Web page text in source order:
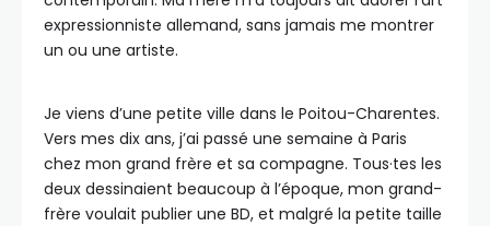
expressionniste allemand, sans jamais me montrer
un ou une artiste.
Je viens d’une petite ville dans le Poitou-Charentes.
Vers mes dix ans, j’ai passé une semaine à Paris
chez mon grand frère et sa compagne. Tous·tes les
deux dessinaient beaucoup à l’époque, mon grand-
frère voulait publier une BD, et malgré la petite taille